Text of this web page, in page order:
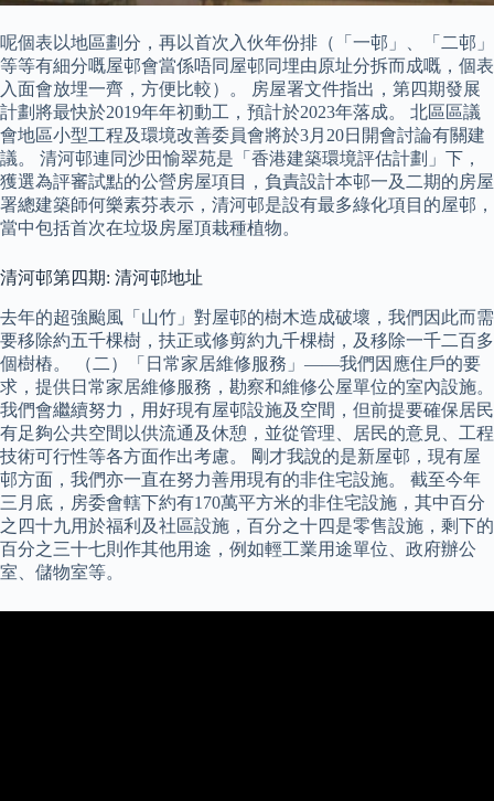
呢個表以地區劃分，再以首次入伙年份排（「一邨」、「二邨」
等等有細分嘅屋邨會當係唔同屋邨同埋由原址分拆而成嘅，個表
入面會放埋一齊，方便比較）。 房屋署文件指出，第四期發展
計劃將最快於2019年年初動工，預計於2023年落成。 北區區議
會地區小型工程及環境改善委員會將於3月20日開會討論有關建
議。 清河邨連同沙田愉翠苑是「香港建築環境評估計劃」下，
獲選為評審試點的公營房屋項目，負責設計本邨一及二期的房屋
署總建築師何樂素芬表示，清河邨是設有最多綠化項目的屋邨，
當中包括首次在垃圾房屋頂栽種植物。
清河邨第四期: 清河邨地址
去年的超強颱風「山竹」對屋邨的樹木造成破壞，我們因此而需
要移除約五千棵樹，扶正或修剪約九千棵樹，及移除一千二百多
個樹樁。 （二）「日常家居維修服務」——我們因應住戶的要
求，提供日常家居維修服務，勘察和維修公屋單位的室內設施。
我們會繼續努力，用好現有屋邨設施及空間，但前提要確保居民
有足夠公共空間以供流通及休憩，並從管理、居民的意見、工程
技術可行性等各方面作出考慮。 剛才我說的是新屋邨，現有屋
邨方面，我們亦一直在努力善用現有的非住宅設施。 截至今年
三月底，房委會轄下約有170萬平方米的非住宅設施，其中百分
之四十九用於福利及社區設施，百分之十四是零售設施，剩下的
百分之三十七則作其他用途，例如輕工業用途單位、政府辦公
室、儲物室等。